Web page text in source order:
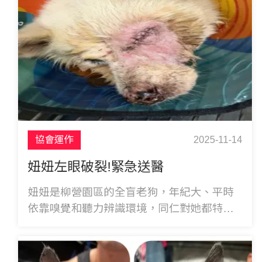
協會運作 2025-11-14
妞妞左眼破裂!緊急送醫
妞妞是柳營園區的全盲老狗，年紀大、平時
依靠嗅覺和聽力辨識環境，同仁對她都特別